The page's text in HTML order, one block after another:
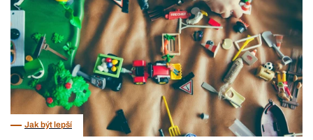
Jak být lepší